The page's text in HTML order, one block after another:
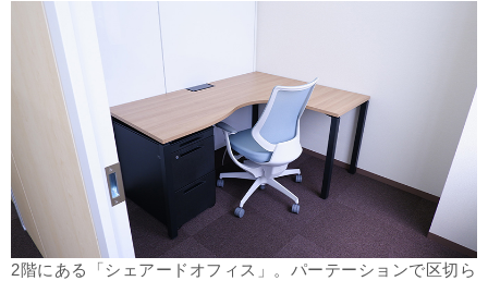
2階にある「シェアードオフィス」。パーテーションで区切ら